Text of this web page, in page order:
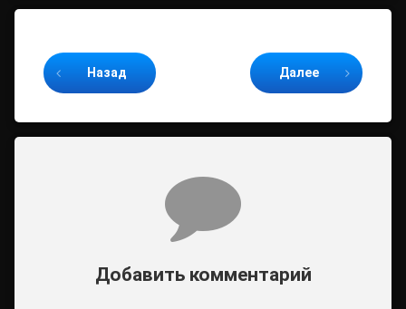
Назад Далее
Добавить комментарий